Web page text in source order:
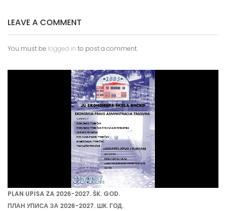
LEAVE A COMMENT
You must be logged in to post a comment.
PLAN UPISA ZA 2026-2027. ŠK. GOD.
ПЛАН УПИСА ЗА 2026-2027. ШК. ГОД.